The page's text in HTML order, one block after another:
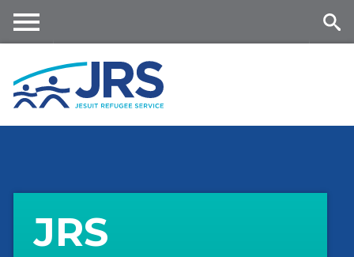
content
nu
JRS